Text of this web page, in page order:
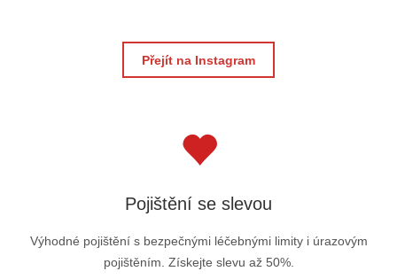
Přejít na Instagram
Pojištění se slevou
Výhodné pojištění s bezpečnými léčebnými limity i úrazovým
pojištěním. Získejte slevu až 50%.